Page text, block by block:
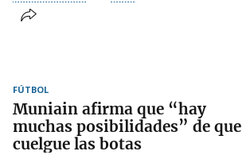
FÚTBOL
Muniain afirma que “hay
muchas posibilidades” de que
cuelgue las botas